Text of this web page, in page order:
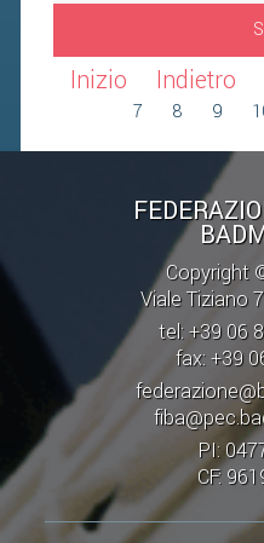
Inizio Indietro
7
8 9
Copyright
Viale Tiziano
tel: +39 06
fax: +39
PI:
CF:
2018